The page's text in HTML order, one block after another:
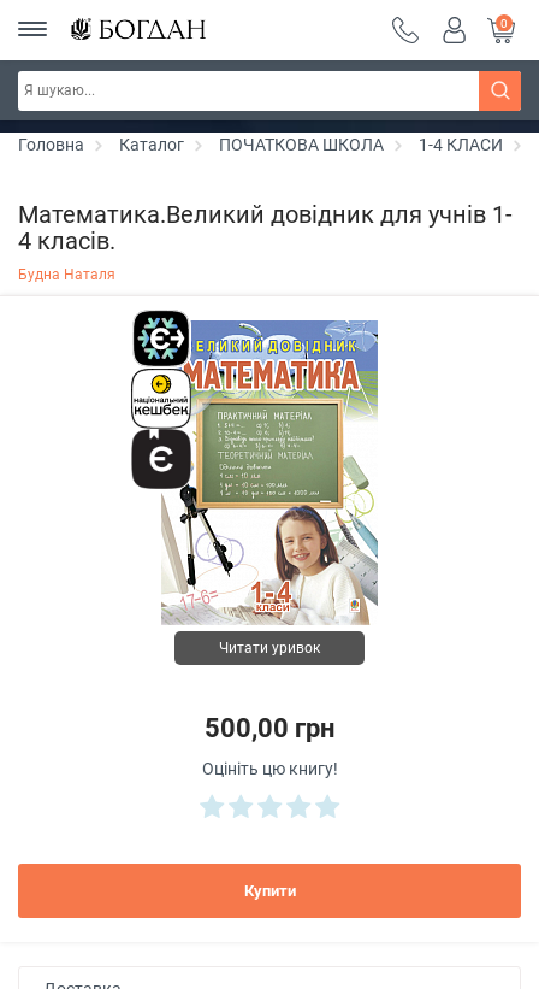
РОЗПРОДАЖ ~ 150 грн ~ 200 грн ~ 250 грн ~
300 грн ~ РОЗПРОДАЖ
Дізнатись більше
0
Головна Каталог ПОЧАТКОВА ШКОЛА 1-4 КЛАСИ
Математика.Великий довідник для учнів 1-
4 класів.
Будна Наталя
Читати уривок
500,00 грн
Оцініть цю книгу!
Купити